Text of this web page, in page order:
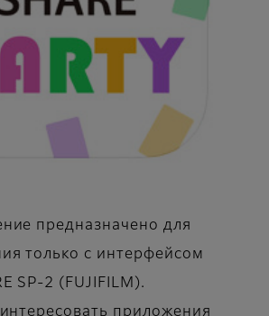
предназначено для
только с интерфейсом
SP-2 (FUJIFILM).
приложения